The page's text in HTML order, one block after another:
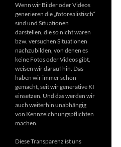
Wenn wir Bilder oder Videos
generieren die „fotorealistisch“
sind und Situationen
darstellen, die so nicht waren
bzw. versuchen Situationen
nachzubilden, von denen es
keine Fotos oder Videos gibt,
weisen wir darauf hin. Das
haben wir immer schon
gemacht, seit wir generative KI
einsetzen. Und das werden wir
auch weiterhin unabhängig
von Kennzeichnungspflichten
machen.
Diese Transparenz ist uns